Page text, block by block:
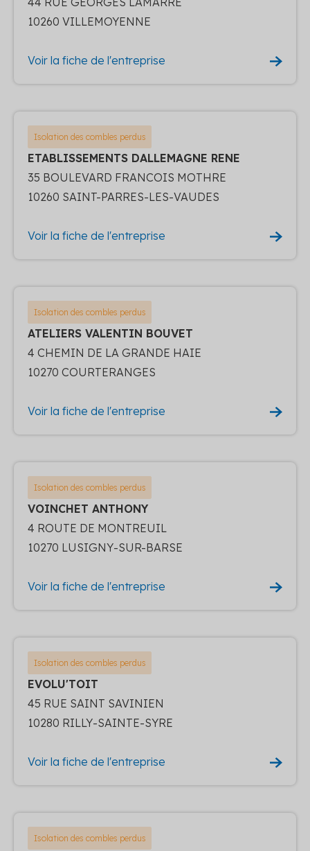
10260 VILLEMOYENNE
Voir la fiche de l'entreprise
Isolation des combles perdus
ETABLISSEMENTS DALLEMAGNE RENE
35 BOULEVARD FRANCOIS MOTHRE
10260 SAINT-PARRES-LES-VAUDES
Voir la fiche de l'entreprise
Isolation des combles perdus
ATELIERS VALENTIN BOUVET
4 CHEMIN DE LA GRANDE HAIE
10270 COURTERANGES
Voir la fiche de l'entreprise
Isolation des combles perdus
VOINCHET ANTHONY
4 ROUTE DE MONTREUIL
10270 LUSIGNY-SUR-BARSE
Voir la fiche de l'entreprise
Isolation des combles perdus
EVOLU'TOIT
45 RUE SAINT SAVINIEN
10280 RILLY-SAINTE-SYRE
Voir la fiche de l'entreprise
Isolation des combles perdus